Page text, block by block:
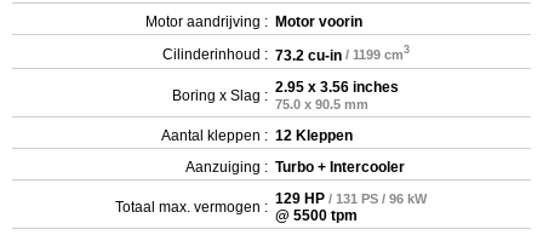
Motor aandrijving : Motor voorin
Cilinderinhoud : 73.2 cu-in / 1199 cm3
Boring x Slag : 2.95 x 3.56 inches
75.0 x 90.5 mm
Aantal kleppen : 12 Kleppen
Aanzuiging : Turbo + Intercooler
Totaal max. vermogen : 129 HP / 131 PS / 96 kW
@ 5500 tpm